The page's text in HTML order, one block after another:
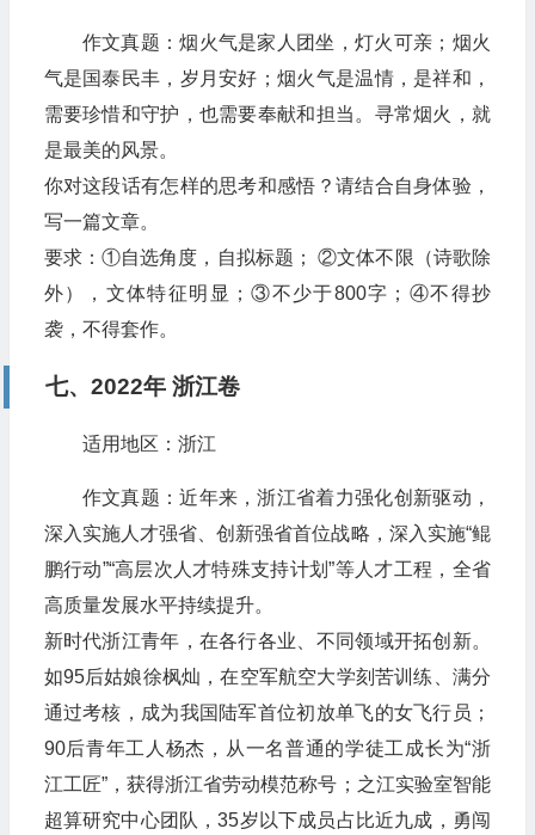
作文真题：烟火气是家人团坐，灯火可亲；烟火
气是国泰民丰，岁月安好；烟火气是温情，是祥和，
需要珍惜和守护，也需要奉献和担当。寻常烟火，就
是最美的风景。
你对这段话有怎样的思考和感悟？请结合自身体验，
写一篇文章。
要求：①自选角度，自拟标题； ②文体不限（诗歌除
外），文体特征明显；③不少于800字；④不得抄
袭，不得套作。
七、2022年 浙江卷
适用地区：浙江
作文真题：近年来，浙江省着力强化创新驱动，
深入实施人才强省、创新强省首位战略，深入实施“鲲
鹏行动”“高层次人才特殊支持计划”等人才工程，全省
高质量发展水平持续提升。
新时代浙江青年，在各行各业、不同领域开拓创新。
如95后姑娘徐枫灿，在空军航空大学刻苦训练、满分
通过考核，成为我国陆军首位初放单飞的女飞行员；
90后青年工人杨杰，从一名普通的学徒工成长为“浙
江工匠”，获得浙江省劳动模范称号；之江实验室智能
超算研究中心团队，35岁以下成员占比近九成，勇闯